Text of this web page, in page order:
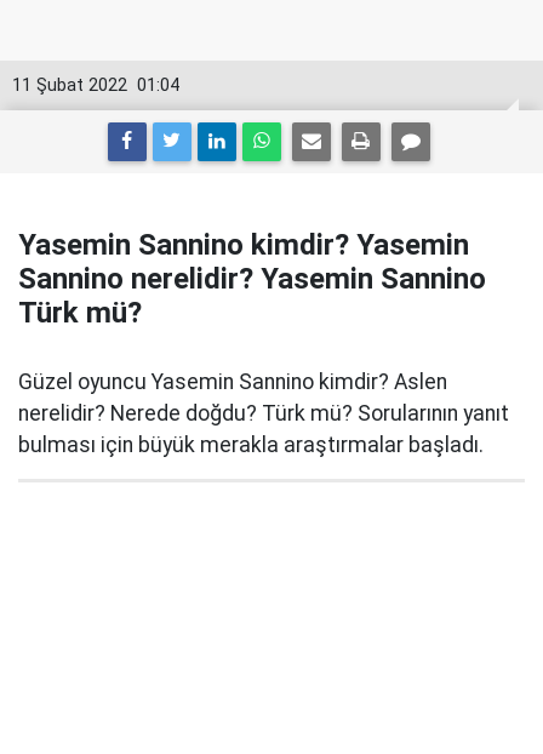
01:04
11 Şubat 2022
Yasemin Sannino kimdir? Yasemin
Sannino nerelidir? Yasemin Sannino
Türk mü?
Güzel oyuncu Yasemin Sannino kimdir? Aslen
nerelidir? Nerede doğdu? Türk mü? Sorularının yanıt
bulması için büyük merakla araştırmalar başladı.